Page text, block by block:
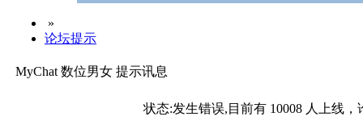
»
论坛提示
MyChat 数位男女 提示讯息
状态:发生错误,目前有 10008 人上线